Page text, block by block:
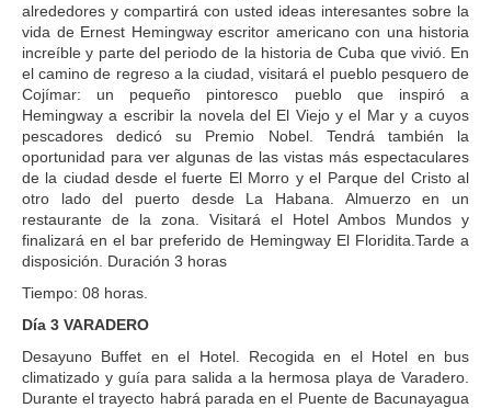
alrededores y compartirá con usted ideas interesantes sobre la
vida de Ernest Hemingway escritor americano con una historia
increíble y parte del periodo de la historia de Cuba que vivió. En
el camino de regreso a la ciudad, visitará el pueblo pesquero de
Cojímar: un pequeño pintoresco pueblo que inspiró a
Hemingway a escribir la novela del El Viejo y el Mar y a cuyos
pescadores dedicó su Premio Nobel. Tendrá también la
oportunidad para ver algunas de las vistas más espectaculares
de la ciudad desde el fuerte El Morro y el Parque del Cristo al
otro lado del puerto desde La Habana. Almuerzo en un
restaurante de la zona. Visitará el Hotel Ambos Mundos y
finalizará en el bar preferido de Hemingway El Floridita.Tarde a
disposición. Duración 3 horas
Tiempo: 08 horas.
Día 3 VARADERO
Desayuno Buffet en el Hotel. Recogida en el Hotel en bus
climatizado y guía para salida a la hermosa playa de Varadero.
Durante el trayecto habrá parada en el Puente de Bacunayagua